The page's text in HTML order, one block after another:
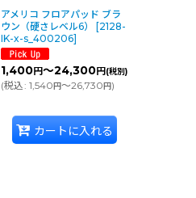
バーニッシャ
アメリコ フロアパッド ブラ
ウン（硬さレベル6）
[2128-
IK-x-s_400206]
1,400円～24,300円 (税別)
(税込: 1,540 円～26,730 円)
カートに入れる